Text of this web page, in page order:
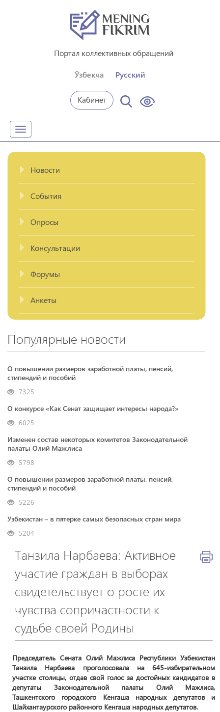
Портал коллективных обращений
Ўзбекча Русский
Кабинет
Toggle
navigation
Новости
События
Опросы
Консультации
Форумы
Анкеты
Популярные новости
О повышении размеров заработной платы, пенсий,
стипендий и пособий
7325
О конкурсе «Как Сенат защищает интересы народа?»
6025
Изменен состав некоторых комитетов Законодательной
палаты Олий Мажлиса
5798
О повышении размеров заработной платы, пенсий,
стипендий и пособий
5226
Узбекистан – в пятерке самых безопасных стран мира
5204
Танзила Нарбаева: Активное
участие граждан в выборах
свидетельствует о росте их
чувства сопричастности к
судьбе своей Родины
Председатель Сената Олий Мажлиса Республики Узбекистан
Танзила Нарбаева проголосовала на 645-избирательном
участке столицы, отдав свой голос за достойных кандидатов в
депутаты Законодательной палаты Олий Мажлиса,
Ташкентского городского Кенгаша народных депутатов и
Шайхантаурского районного Кенгаша народных депутатов.